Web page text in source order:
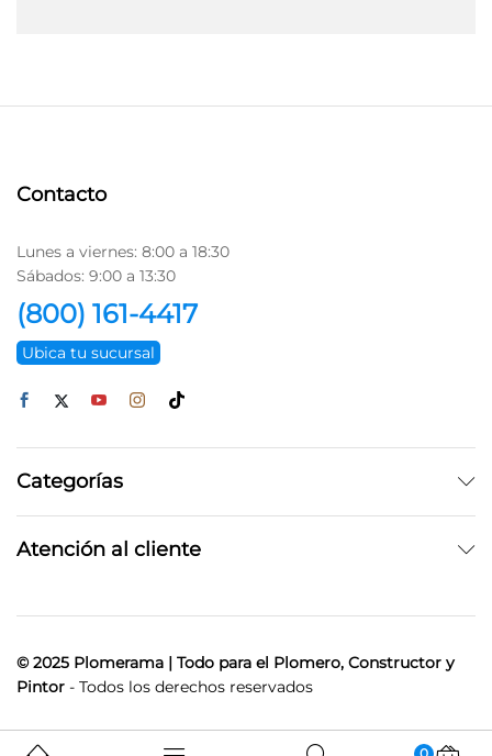
Contacto
Lunes a viernes: 8:00 a 18:30
Sábados: 9:00 a 13:30
(800) 161-4417
Ubica tu sucursal
Categorías
Atención al cliente
© 2025 Plomerama | Todo para el Plomero, Constructor y
Pintor - Todos los derechos reservados